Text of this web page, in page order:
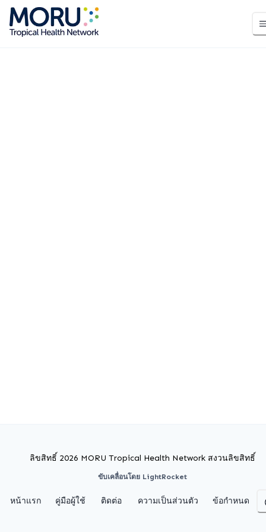
ลิขสิทธิ์ 2026 MORU Tropical Health Network สงวนลิขสิทธิ์
ขับเคลื่อนโดย LightRocket
หน้าแรก คู่มือผู้ใช้ ติดต่อ ความเป็นส่วนตัว ข้อกำหนด